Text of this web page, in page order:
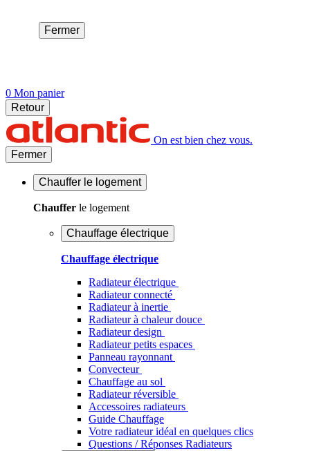
Fermer
0 Mon panier
Retour
On est bien chez vous.
Fermer
Chauffer le logement
Chauffer le logement
Chauffage électrique
Chauffage électrique
Radiateur électrique
Radiateur connecté
Radiateur à inertie
Radiateur à chaleur douce
Radiateur design
Radiateur petits espaces
Panneau rayonnant
Convecteur
Chauffage au sol
Radiateur réversible
Accessoires radiateurs
Guide Chauffage
Votre radiateur idéal en quelques clics
Questions / Réponses Radiateurs